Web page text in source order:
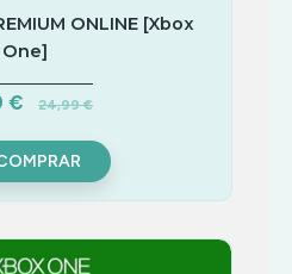
ONLINE [Xbox
One]
€ 24,99 €